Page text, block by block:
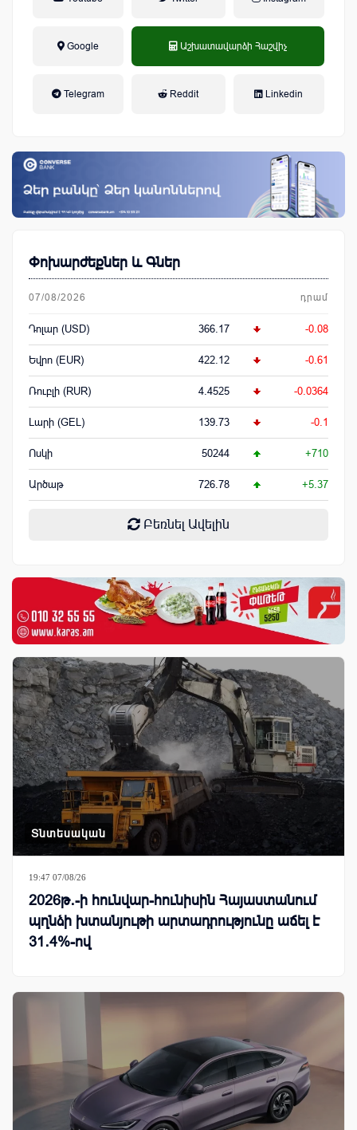
Google Աշխատավարձի Հաշվիչ
Telegram Reddit Linkedin
Փոխարժեքներ և Գներ
07/08/2026 դրամ
Դոլար (USD) 366.17 -0.08
Եվրո (EUR) 422.12 -0.61
Ռուբլի (RUR) 4.4525 -0.0364
Լարի (GEL) 139.73 -0.1
Ոսկի 50244 +710
Արծաթ 726.78 +5.37
Բեռնել Ավելին
Տնտեսական
19:47 07/08/26
2026թ․-ի հունվար-հունիսին Հայաստանում
պղնձի խտանյութի արտադրությունը աճել է
31․4%-ով